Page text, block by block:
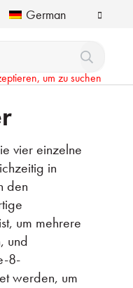
German
um zu suchen
vier einzelne
in
den
um mehrere
und
8-
werden, um